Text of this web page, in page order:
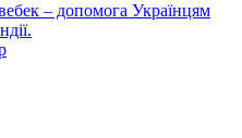
– допомога Українцям